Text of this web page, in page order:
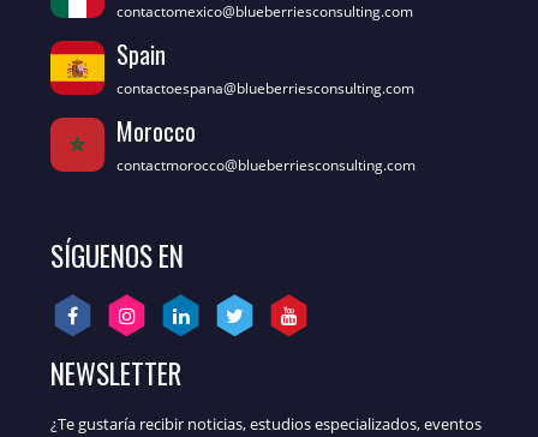
contactomexico@blueberriesconsulting.com
Spain
contactoespana@blueberriesconsulting.com
Morocco
contactmorocco@blueberriesconsulting.com
SÍGUENOS EN
NEWSLETTER
¿Te gustaría recibir noticias, estudios especializados, eventos